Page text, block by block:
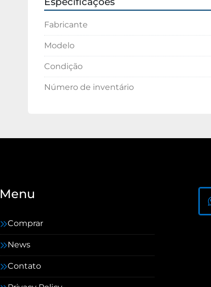
Fabricante
Modelo
Condição
Número de inventário
Menu
Comprar
News
Contato